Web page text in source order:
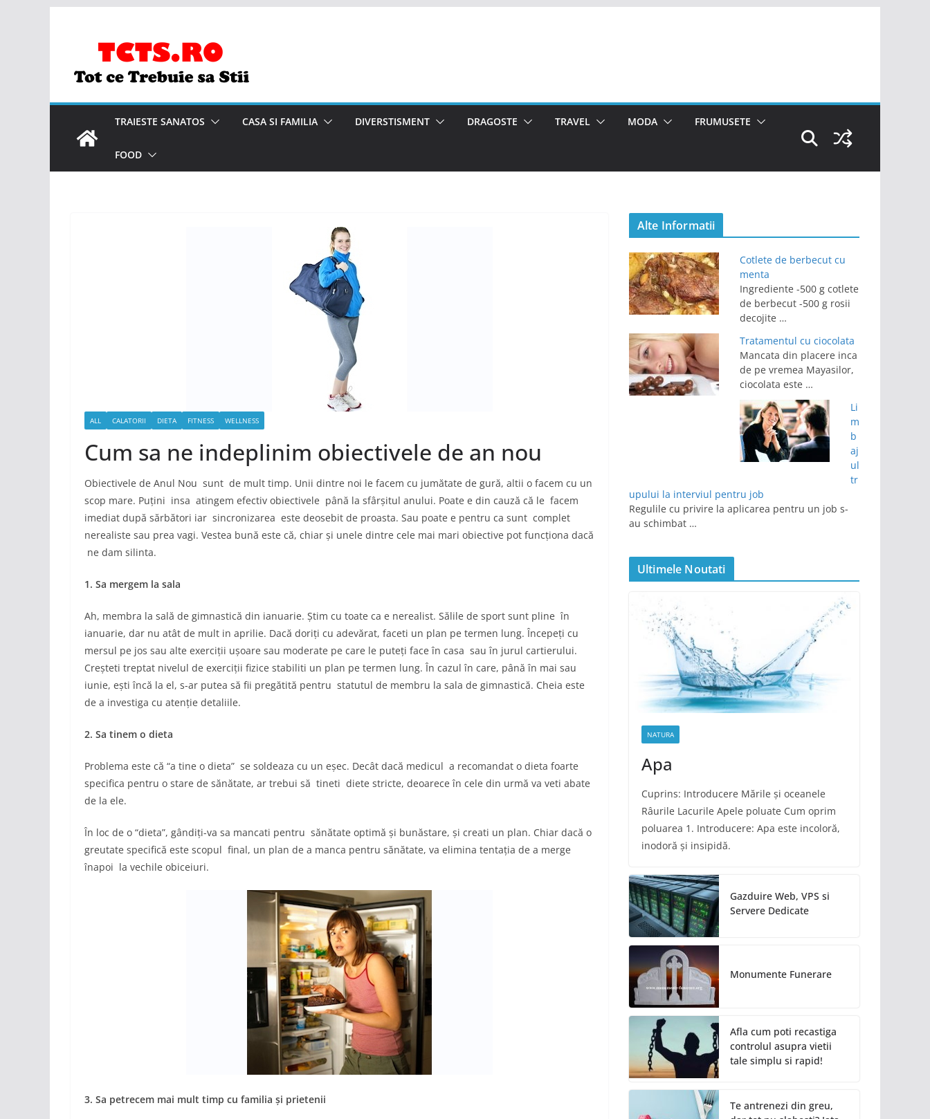
TRAIESTE SANATOS CASA SI FAMILIA DIVERSTISMENT DRAGOSTE TRAVEL MODA FRUMUSETE
FOOD
ALL CALATORII DIETA FITNESS WELLNESS
Cum sa ne indeplinim obiectivele de an nou
Obiectivele de Anul Nou sunt de mult timp. Unii dintre noi le facem cu jumătate de gură, altii o facem cu un
scop mare. Puțini insa atingem efectiv obiectivele până la sfârșitul anului. Poate e din cauză că le facem
imediat după sărbători iar sincronizarea este deosebit de proasta. Sau poate e pentru ca sunt complet
nerealiste sau prea vagi. Vestea bună este că, chiar și unele dintre cele mai mari obiective pot funcționa dacă
ne dam silinta.
1. Sa mergem la sala
Ah, membra la sală de gimnastică din ianuarie. Știm cu toate ca e nerealist. Sălile de sport sunt pline în
ianuarie, dar nu atât de mult in aprilie. Dacă doriți cu adevărat, faceti un plan pe termen lung. Începeți cu
mersul pe jos sau alte exerciții ușoare sau moderate pe care le puteți face în casa sau în jurul cartierului.
Creșteti treptat nivelul de exerciții fizice stabiliti un plan pe termen lung. În cazul în care, până în mai sau
iunie, ești încă la el, s-ar putea să fii pregătită pentru statutul de membru la sala de gimnastică. Cheia este
de a investiga cu atenție detaliile.
2. Sa tinem o dieta
Problema este că “a tine o dieta” se soldeaza cu un eșec. Decât dacă medicul a recomandat o dieta foarte
specifica pentru o stare de sănătate, ar trebui să tineti diete stricte, deoarece în cele din urmă va veti abate
de la ele.
În loc de o “dieta”, gândiți-va sa mancati pentru sănătate optimă și bunăstare, și creati un plan. Chiar dacă o
greutate specifică este scopul final, un plan de a manca pentru sănătate, va elimina tentația de a merge
înapoi la vechile obiceiuri.
3. Sa petrecem mai mult timp cu familia și prietenii
Alte Informatii
Cotlete de berbecut cu
menta
Ingrediente -500 g cotlete
de berbecut -500 g rosii
decojite …
Tratamentul cu ciocolata
Mancata din placere inca
de pe vremea Mayasilor,
ciocolata este …
Li
m
b
aj
ul
tr
upului la interviul pentru job
Regulile cu privire la aplicarea pentru un job s-
au schimbat …
Ultimele Noutati
NATURA
Apa
Cuprins: Introducere Mările și oceanele
Râurile Lacurile Apele poluate Cum oprim
poluarea 1. Introducere: Apa este incoloră,
inodoră și insipidă.
Gazduire Web, VPS si
Servere Dedicate
Monumente Funerare
Afla cum poti recastiga
controlul asupra vietii
tale simplu si rapid!
Te antrenezi din greu,